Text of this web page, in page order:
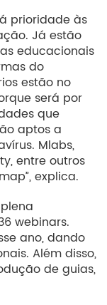
prioridade às
Já estão
educacionais
do
estão no
será por
que
aptos a
Mlabs,
entre outros
explica.
webinars.
ano, dando
Além disso,
de guias,